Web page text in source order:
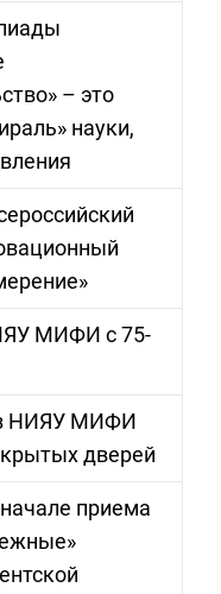
– это
науки,
МИФИ с 75-
НИЯУ МИФИ
дверей
приема